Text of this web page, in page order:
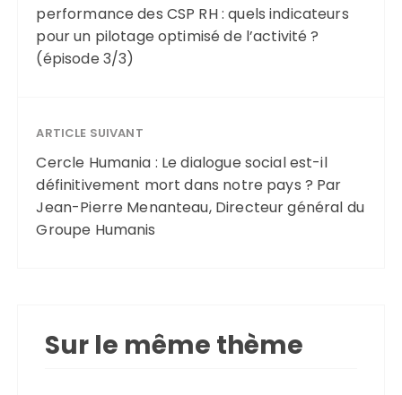
performance des CSP RH : quels indicateurs
pour un pilotage optimisé de l’activité ?
(épisode 3/3)
ARTICLE SUIVANT
Cercle Humania : Le dialogue social est-il
définitivement mort dans notre pays ? Par
Jean-Pierre Menanteau, Directeur général du
Groupe Humanis
Sur le même thème